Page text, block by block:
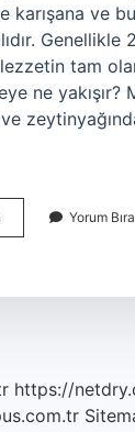
karışana ve
Genellikle
tam
ne yakışır?
Köfte
Mu
Yorum
https://